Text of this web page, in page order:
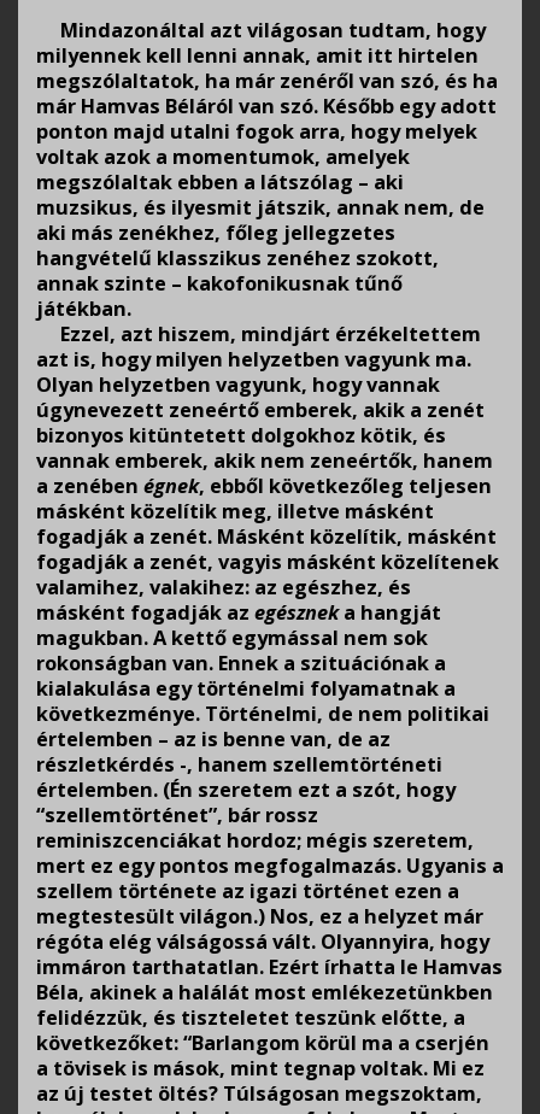
Mindazonáltal azt világosan tudtam, hogy
milyennek kell lenni annak, amit itt hirtelen
megszólaltatok, ha már zenéről van szó, és ha
már Hamvas Béláról van szó. Később egy adott
ponton majd utalni fogok arra, hogy melyek
voltak azok a momentumok, amelyek
megszólaltak ebben a látszólag – aki
muzsikus, és ilyesmit játszik, annak nem, de
aki más zenékhez, főleg jellegzetes
hangvételű klasszikus zenéhez szokott,
annak szinte – kakofonikusnak tűnő
játékban.
Ezzel, azt hiszem, mindjárt érzékeltettem
azt is, hogy milyen helyzetben vagyunk ma.
Olyan helyzetben vagyunk, hogy vannak
úgynevezett zeneértő emberek, akik a zenét
bizonyos kitüntetett dolgokhoz kötik, és
vannak emberek, akik nem zeneértők, hanem
a zenében égnek, ebből következőleg teljesen
másként közelítik meg, illetve másként
fogadják a zenét. Másként közelítik, másként
fogadják a zenét, vagyis másként közelítenek
valamihez, valakihez: az egészhez, és
másként fogadják az egészneka hangját
magukban. A kettő egymással nem sok
rokonságban van. Ennek a szituációnak a
kialakulása egy történelmi folyamatnak a
következménye. Történelmi, de nem politikai
értelemben – az is benne van, de az
részletkérdés -, hanem szellemtörténeti
értelemben. (Én szeretem ezt a szót, hogy
“szellemtörténet”, bár rossz
reminiszcenciákat hordoz; mégis szeretem,
mert ez egy pontos megfogalmazás. Ugyanis a
szellem története az igazi történet ezen a
megtestesült világon.) Nos, ez a helyzet már
régóta elég válságossá vált. Olyannyira, hogy
immáron tarthatatlan. Ezért írhatta le Hamvas
Béla, akinek a halálát most emlékezetünkben
felidézzük, és tiszteletet teszünk előtte, a
következőket: “Barlangom körül ma a cserjén
a tövisek is mások, mint tegnap voltak. Mi ez
az új testet öltés? Túlságosan megszoktam,